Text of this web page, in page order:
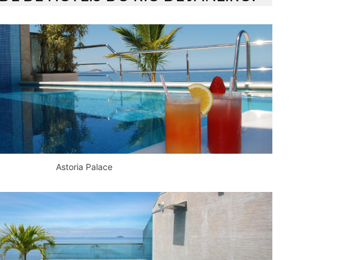
Astoria Palace